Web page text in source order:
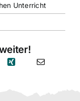
Unterricht